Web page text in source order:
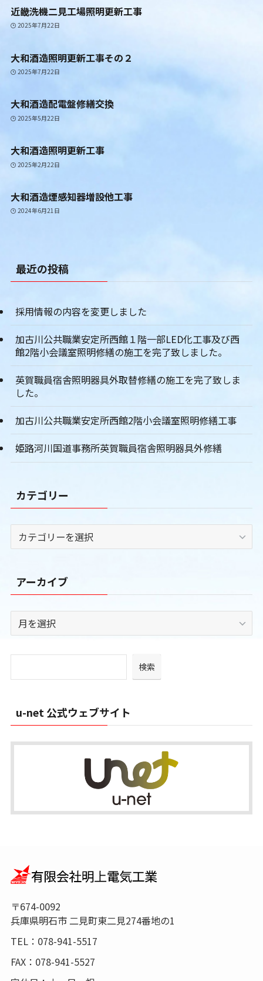
近畿洗機二見工場照明更新工事
2025年7月22日
大和酒造照明更新工事その２
2025年7月22日
大和酒造配電盤修繕交換
2025年5月22日
大和酒造照明更新工事
2025年2月22日
大和酒造煙感知器増設他工事
2024年6月21日
最近の投稿
採用情報の内容を変更しました
加古川公共職業安定所西館１階一部LED化工事及び西
館2階小会議室照明修繕の施工を完了致しました。
英賀職員宿舎照明器具外取替修繕の施工を完了致しま
した。
加古川公共職業安定所西館2階小会議室照明修繕工事
姫路河川国道事務所英賀職員宿舎照明器具外修繕
カテゴリー
テ
リ
ー
アーカイブ
ー
ブ
検索
u-net 公式ウェブサイト
〒674-0092
兵庫県明石市 二見町東二見274番地の1
TEL：078-941-5517
FAX：078-941-5527